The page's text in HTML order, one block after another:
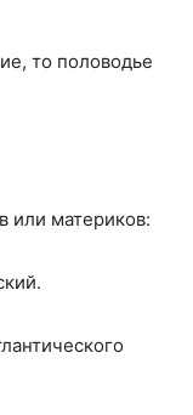
то половодье
или материков: